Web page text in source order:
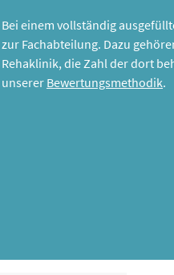
Bei einem vollständig
zur Fachabteilung. Dazu
Rehaklinik, die Zahl der dort
unserer Bewertungsmethodik.